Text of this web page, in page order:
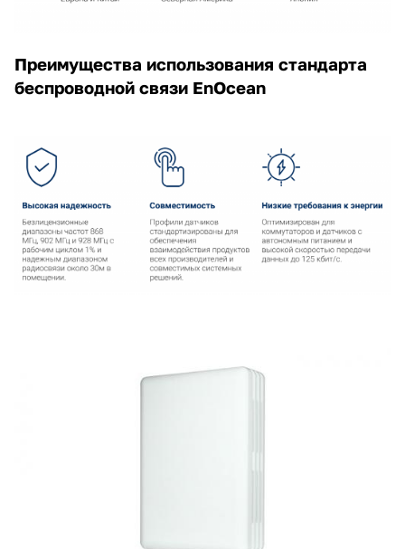
Преимущества использования стандарта
беспроводной связи EnOcean